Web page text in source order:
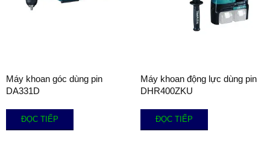
Máy khoan góc dùng pin
DA331D
ĐỌC TIẾP
Máy khoan động lực dùng pin
DHR400ZKU
ĐỌC TIẾP